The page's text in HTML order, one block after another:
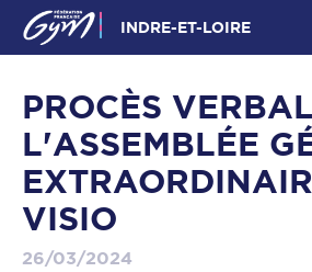
INDRE-ET-LOIRE
PROCÈS
L'ASSEMBLÉE
VISIO
26/03/2024